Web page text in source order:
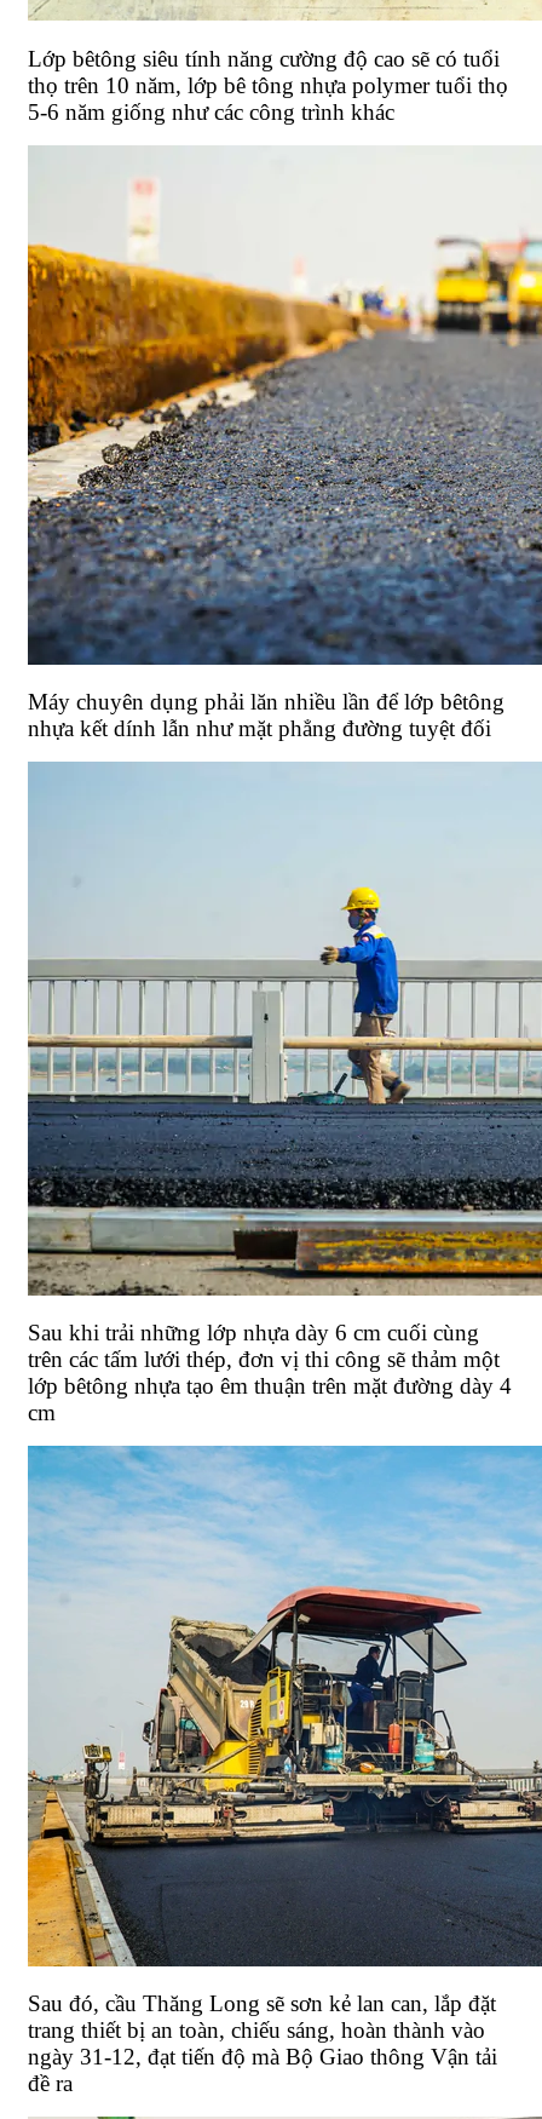
Lớp bêtông siêu tính năng cường độ cao sẽ có tuổi
thọ trên 10 năm, lớp bê tông nhựa polymer tuổi thọ
5-6 năm giống như các công trình khác
Máy chuyên dụng phải lăn nhiều lần để lớp bêtông
nhựa kết dính lẫn như mặt phẳng đường tuyệt đối
Sau khi trải những lớp nhựa dày 6 cm cuối cùng
trên các tấm lưới thép, đơn vị thi công sẽ thảm một
lớp bêtông nhựa tạo êm thuận trên mặt đường dày 4
cm
Sau đó, cầu Thăng Long sẽ sơn kẻ lan can, lắp đặt
trang thiết bị an toàn, chiếu sáng, hoàn thành vào
ngày 31-12, đạt tiến độ mà Bộ Giao thông Vận tải
đề ra